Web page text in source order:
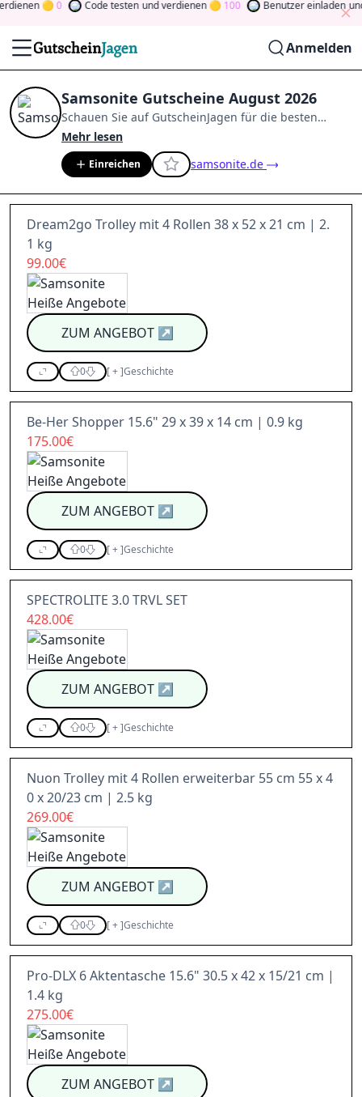
0 Code testen und verdienen 100 Benutzer einladen und
Anmelden
Samsonite Gutscheine August 2026
Schauen Sie auf GutscheinJagen für die besten
Samsonite-Angebote im
Mitglied der Community
indem Sie durch Abstimmen, Testen, Teilen und
mehr beitragen.
Drehen Sie den Glücksklee
gewinnen Sie Geld
Mehr lesen
Einreichen samsonite.de
Dream2go Trolley mit 4 Rollen 38 x 52 x 21 cm | 2.
1 kg
99.00€
ZUM ANGEBOT↗
0 [+]Geschichte
Be-Her Shopper 15.6" 29 x 39 x 14 cm | 0.9 kg
175.00€
ZUM ANGEBOT↗
0 [+]Geschichte
SPECTROLITE 3.0 TRVL SET
428.00€
ZUM ANGEBOT↗
0 [+]Geschichte
Nuon Trolley mit 4 Rollen erweiterbar 55 cm 55 x 4
0 x 20/23 cm | 2.5 kg
269.00€
ZUM ANGEBOT↗
0 [+]Geschichte
Pro-DLX 6 Aktentasche 15.6" 30.5 x 42 x 15/21 cm |
1.4 kg
275.00€
ZUM ANGEBOT↗